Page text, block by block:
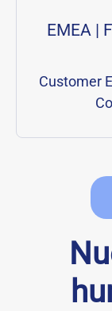
EMEA |
Customer